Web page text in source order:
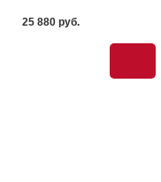
25 880 pуб.